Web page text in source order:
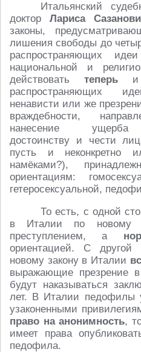
Итальянский
доктор Лариса
законы,
лишения свободы до
распространяющих
национальной и
действовать теперь и
распространяющих
ненависти или же
враждебности,
нанесение ущерба
достоинству и чести
пусть и неконкретно
намёками?),
ориентациям:
гетеросексуальной,
То есть, с одной
в Италии по новому
преступлением, а
ориентацией. С
новому закону в Италии
выражающие презрение
будут наказываться
лет. В Италии педофилы
узаконенными
право на анонимность,
имеет права
педофила.